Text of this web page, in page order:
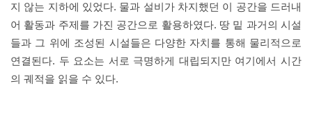
지 않는 지하에 있었다. 물과 설비가 차지했던 이 공간을 드러내
어 활동과 주제를 가진 공간으로 활용하였다. 땅 밑 과거의 시설
들과 그 위에 조성된 시설들은 다양한 자치를 통해 물리적으로
연결된다. 두 요소는 서로 극명하게 대립되지만 여기에서 시간
의 궤적을 읽을 수 있다.